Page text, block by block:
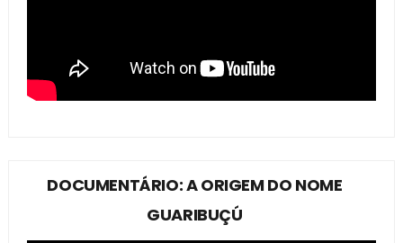
DOCUMENTÁRIO: A ORIGEM DO NOME
GUARIBUÇÚ